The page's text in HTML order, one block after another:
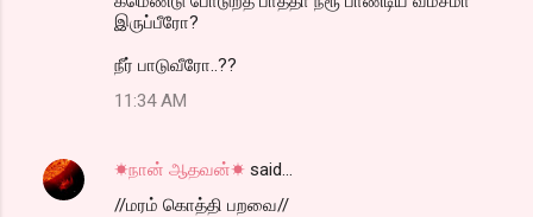
இருப்பீரோ?
நீர் பாடுவீரோ..??
11:34 AM
☀நான் ஆதவன்☀ said…
//மரம் கொத்தி பறவை//